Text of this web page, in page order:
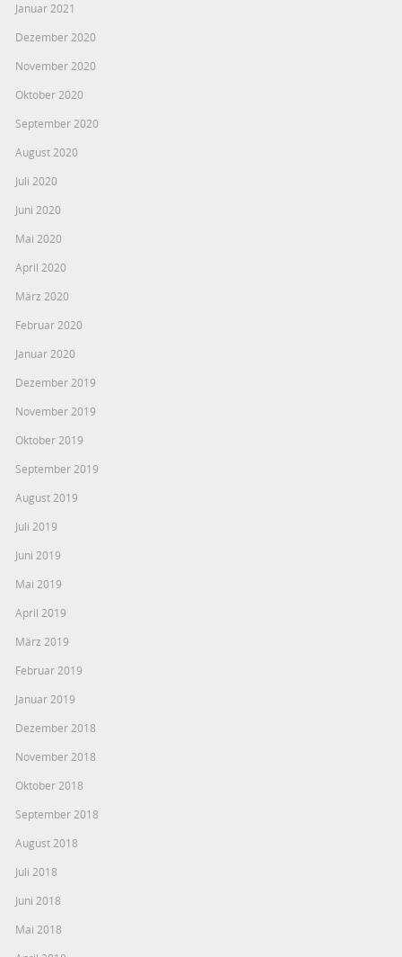
Januar 2021
Dezember 2020
November 2020
Oktober 2020
September 2020
August 2020
Juli 2020
Juni 2020
Mai 2020
April 2020
März 2020
Februar 2020
Januar 2020
Dezember 2019
November 2019
Oktober 2019
September 2019
August 2019
Juli 2019
Juni 2019
Mai 2019
April 2019
März 2019
Februar 2019
Januar 2019
Dezember 2018
November 2018
Oktober 2018
September 2018
August 2018
Juli 2018
Juni 2018
Mai 2018